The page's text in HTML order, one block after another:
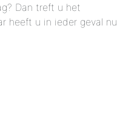
Dan treft u het
heeft u in ieder geval nu